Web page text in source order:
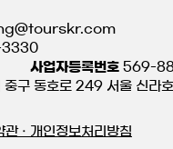
사업자등록번호 569-
중구 동호로 249 서울 신라
관 · 개인정보처리방침